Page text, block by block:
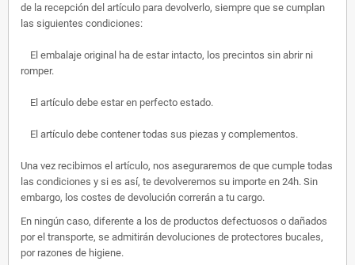
de la recepción del artículo para devolverlo, siempre que se cumplan
las siguientes condiciones:
El embalaje original ha de estar intacto, los precintos sin abrir ni
romper.
El artículo debe estar en perfecto estado.
El artículo debe contener todas sus piezas y complementos.
Una vez recibimos el artículo, nos aseguraremos de que cumple todas
las condiciones y si es así, te devolveremos su importe en 24h. Sin
embargo, los costes de devolución correrán a tu cargo.
En ningún caso, diferente a los de productos defectuosos o dañados
por el transporte, se admitirán devoluciones de protectores bucales,
por razones de higiene.